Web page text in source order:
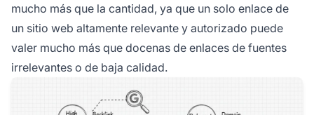
mucho más que la cantidad, ya que un solo enlace de
un sitio web altamente relevante y autorizado puede
valer mucho más que docenas de enlaces de fuentes
irrelevantes o de baja calidad.